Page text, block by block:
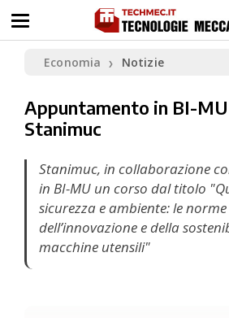
Economia ❯ Notizie
Appuntamento in BI-
Stanimuc
Stanimuc, in collaborazione
in BI-MU un corso dal titolo
sicurezza e ambiente: le
dell’innovazione e della
macchine utensili"